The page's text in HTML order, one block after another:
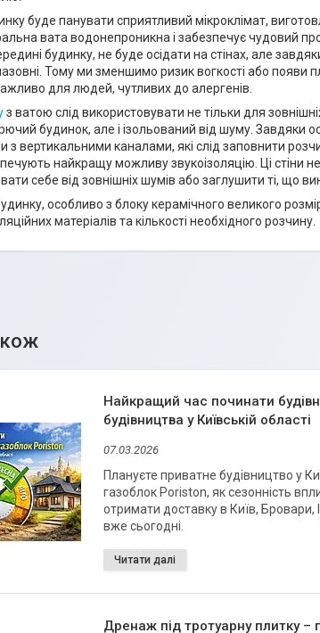
буде панувати сприятливий мікроклімат,
вата водонепроникна і забезпечує чудовий
будинку, не буде осідати на стінах, але
Тому ми зменшимо ризик вогкості або появи
для людей, чутливих до алергенів.
з ватою слід використовувати не тільки для
будинок, але і ізольований від шуму. Завдяки
з вертикальними каналами, які слід заповнити
найкращу можливу звукоізоляцію. Ці
себе від зовнішніх шумів або заглушити ті, що
особливо з блоку керамічного великого
матеріалів та кількості необхідного розчину.
Найкращий час починати
будівництва у Київській області
07.03.2026
Плануєте приватне будівництво у
газоблок Poriston, як сезонність
отримати доставку в Київ, Бровари,
вже сьогодні.
Дренаж під тротуарну плитку –